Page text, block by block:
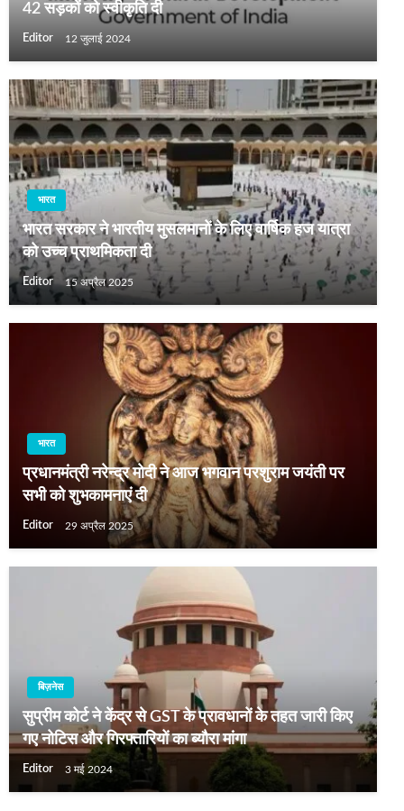
42 सड़कों को स्वीकृति दी
Editor 12 जुलाई 2024
भारत
भारत सरकार ने भारतीय मुसलमानों के लिए वार्षिक हज यात्रा
को उच्च प्राथमिकता दी
Editor 15 अप्रैल 2025
भारत
प्रधानमंत्री नरेन्द्र मोदी ने आज भगवान परशुराम जयंती पर
सभी को शुभकामनाएं दी
Editor 29 अप्रैल 2025
बिज़नेस
सुप्रीम कोर्ट ने केंद्र से GST के प्रावधानों के तहत जारी किए
गए नोटिस और गिरफ्तारियों का ब्यौरा मांगा
Editor 3 मई 2024